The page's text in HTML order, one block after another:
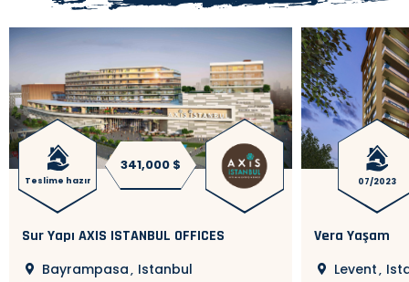
Teslime hazır
341,000 $
Sur Yapı AXIS ISTANBUL OFFICES
Bayrampasa, Istanbul
07/2023
Vera Yaşam
Levent,